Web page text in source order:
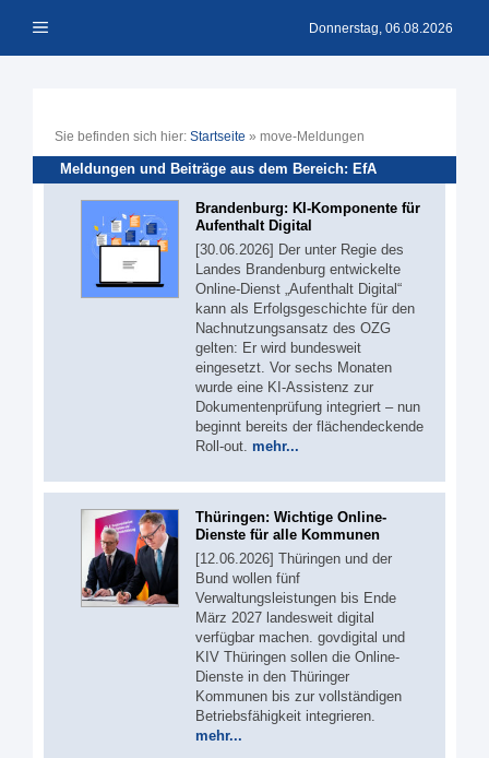
Inhalt Menü Donnerstag, 06.08.2026
Sie befinden sich hier: Startseite » move-Meldungen
Meldungen und Beiträge aus dem Bereich: EfA
Brandenburg: KI-Komponente für
Aufenthalt Digital
[30.06.2026] Der unter Regie des
Landes Brandenburg entwickelte
Online-Dienst „Aufenthalt Digital“
kann als Erfolgsgeschichte für den
Nachnutzungsansatz des OZG
gelten: Er wird bundesweit
eingesetzt. Vor sechs Monaten
wurde eine KI-Assistenz zur
Dokumentenprüfung integriert – nun
beginnt bereits der flächendeckende
Roll-out. mehr...
Thüringen: Wichtige Online-
Dienste für alle Kommunen
[12.06.2026] Thüringen und der
Bund wollen fünf
Verwaltungsleistungen bis Ende
März 2027 landesweit digital
verfügbar machen. govdigital und
KIV Thüringen sollen die Online-
Dienste in den Thüringer
Kommunen bis zur vollständigen
Betriebsfähigkeit integrieren.
mehr...